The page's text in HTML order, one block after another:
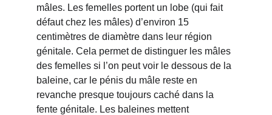
mâles. Les femelles portent un lobe (qui fait
défaut chez les mâles) d’environ 15
centimètres de diamètre dans leur région
génitale. Cela permet de distinguer les mâles
des femelles si l’on peut voir le dessous de la
baleine, car le pénis du mâle reste en
revanche presque toujours caché dans la
fente génitale. Les baleines mettent